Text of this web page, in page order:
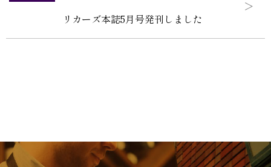
リカーズ本誌5月号発刊しました